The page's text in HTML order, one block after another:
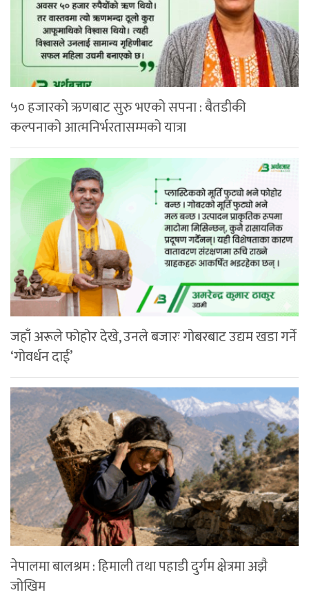
५० हजारको ऋणबाट सुरु भएको सपना : बैतडीकी
कल्पनाको आत्मनिर्भरतासम्मको यात्रा
जहाँ अरूले फोहोर देखे, उनले बजारः गोबरबाट उद्यम खडा गर्ने
‘गोवर्धन दाई’
नेपालमा बालश्रम : हिमाली तथा पहाडी दुर्गम क्षेत्रमा अझै
जोखिम